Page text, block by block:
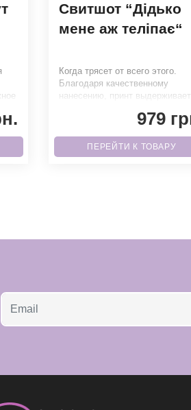
Свитшот “Дідько
мене аж теліпає“
Когда трясет от всего этого.
Благодаря качественному
нанесению, принт выдерживает
979
ПЕРЕЙТИ К ТОВАРУ